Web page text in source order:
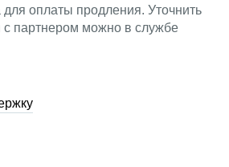
для оплаты продления. Уточнить
с партнером можно в службе